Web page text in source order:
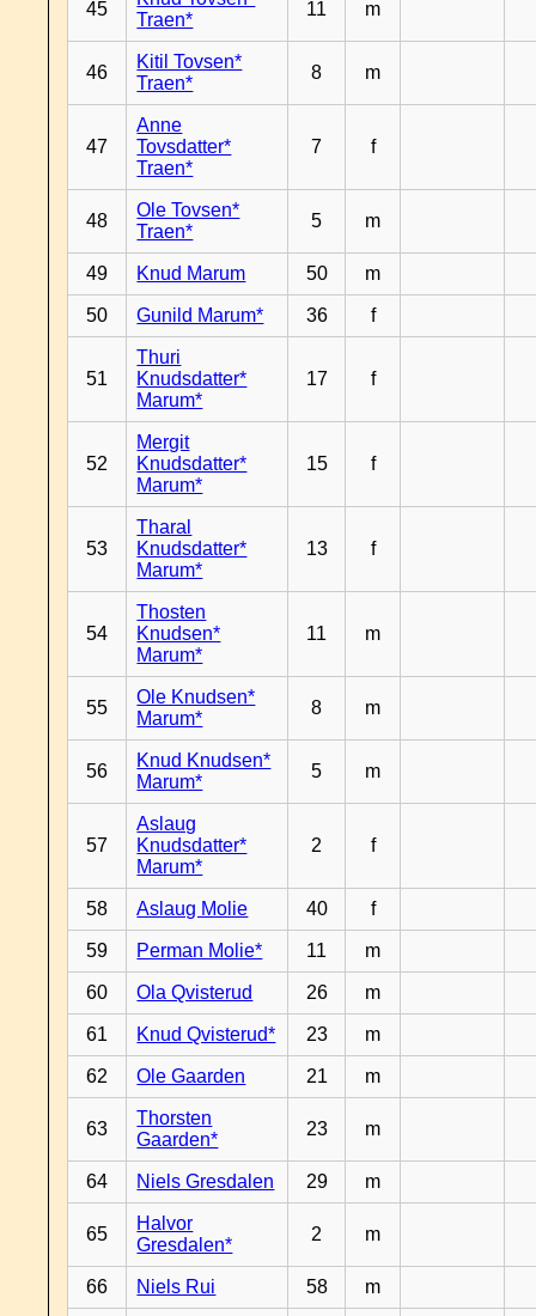
45
Traen*
11 m
46
Kitil Tovsen*
Traen*
8 m
47
Anne
Tovsdatter*
Traen*
7 f
48
Ole Tovsen*
Traen*
5 m
49 Knud Marum 50 m
50 Gunild Marum* 36 f
51
Thuri
Knudsdatter*
Marum*
17 f
52
Mergit
Knudsdatter*
Marum*
15 f
53
Tharal
Knudsdatter*
Marum*
13 f
54
Thosten
Knudsen*
Marum*
11 m
55
Ole Knudsen*
Marum*
8 m
56
Knud Knudsen*
Marum*
5 m
57
Aslaug
Knudsdatter*
Marum*
2 f
58 Aslaug Molie 40 f
59 Perman Molie* 11 m
60 Ola Qvisterud 26 m
61 Knud Qvisterud* 23 m
62 Ole Gaarden 21 m
63
Thorsten
Gaarden*
23 m
64 Niels Gresdalen 29 m
65
Halvor
Gresdalen*
2 m
66 Niels Rui 58 m